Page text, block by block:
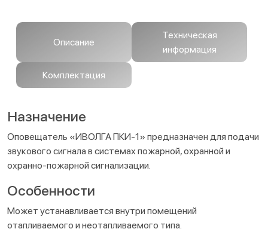
Описание
Техническая
информация
Комплектация
Назначение
Оповещатель «ИВОЛГА ПКИ-1» предназначен для подачи
звукового сигнала в системах пожарной, охранной и
охранно-пожарной сигнализации.
Особенности
Может устанавливается внутри помещений
отапливаемого и неотапливаемого типа.